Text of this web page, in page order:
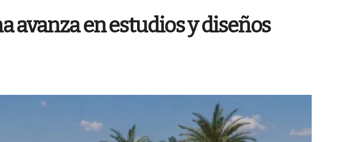
avanza en estudios y diseños